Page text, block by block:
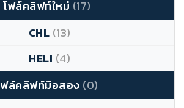
โฟล์คลิฟท์ใหม่ (17)
CHL (13)
HELI (4)
ฟล์คลิฟท์มือสอง (0)